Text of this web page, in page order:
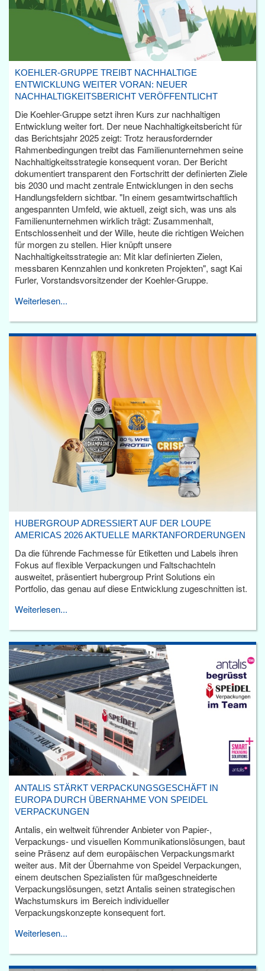
KOEHLER-GRUPPE TREIBT NACHHALTIGE
ENTWICKLUNG WEITER VORAN: NEUER
NACHHALTIGKEITSBERICHT VERÖFFENTLICHT
Die Koehler-Gruppe setzt ihren Kurs zur nachhaltigen
Entwicklung weiter fort. Der neue Nachhaltigkeitsbericht für
das Berichtsjahr 2025 zeigt: Trotz herausfordernder
Rahmenbedingungen treibt das Familienunternehmen seine
Nachhaltigkeitsstrategie konsequent voran. Der Bericht
dokumentiert transparent den Fortschritt der definierten Ziele
bis 2030 und macht zentrale Entwicklungen in den sechs
Handlungsfeldern sichtbar. "In einem gesamtwirtschaftlich
angespannten Umfeld, wie aktuell, zeigt sich, was uns als
Familienunternehmen wirklich trägt: Zusammenhalt,
Entschlossenheit und der Wille, heute die richtigen Weichen
für morgen zu stellen. Hier knüpft unsere
Nachhaltigkeitsstrategie an: Mit klar definierten Zielen,
messbaren Kennzahlen und konkreten Projekten", sagt Kai
Furler, Vorstandsvorsitzender der Koehler-Gruppe.
Weiterlesen...
HUBERGROUP ADRESSIERT AUF DER LOUPE
AMERICAS 2026 AKTUELLE MARKTANFORDERUNGEN
Da die führende Fachmesse für Etiketten und Labels ihren
Fokus auf flexible Verpackungen und Faltschachteln
ausweitet, präsentiert hubergroup Print Solutions ein
Portfolio, das genau auf diese Entwicklung zugeschnitten ist.
Weiterlesen...
ANTALIS STÄRKT VERPACKUNGSGESCHÄFT IN
EUROPA DURCH ÜBERNAHME VON SPEIDEL
VERPACKUNGEN
Antalis, ein weltweit führender Anbieter von Papier-,
Verpackungs- und visuellen Kommunikationslösungen, baut
seine Präsenz auf dem europäischen Verpackungsmarkt
weiter aus. Mit der Übernahme von Speidel Verpackungen,
einem deutschen Spezialisten für maßgeschneiderte
Verpackungslösungen, setzt Antalis seinen strategischen
Wachstumskurs im Bereich individueller
Verpackungskonzepte konsequent fort.
Weiterlesen...